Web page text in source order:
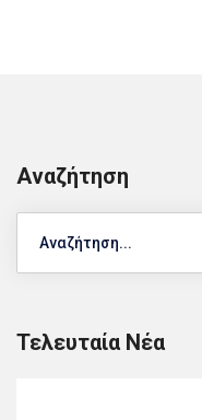
Αναζήτηση
Τελευταία Νέα